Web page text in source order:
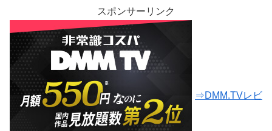
スポンサーリンク
⇒DMM.TVレビ